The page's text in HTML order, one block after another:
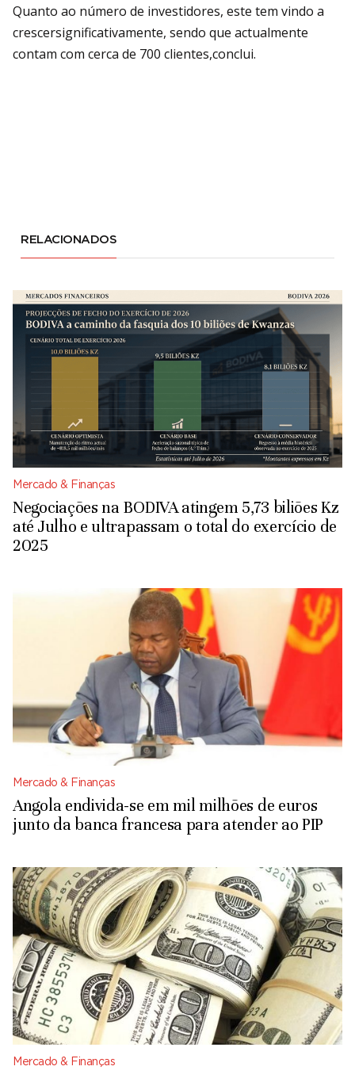
Quanto ao número de investidores, este tem vindo a
crescersignificativamente, sendo que actualmente
contam com cerca de 700 clientes,conclui.
RELACIONADOS
Mercado & Finanças
Negociações na BODIVA atingem 5,73 biliões Kz
até Julho e ultrapassam o total do exercício de
2025
Mercado & Finanças
Angola endivida-se em mil milhões de euros
junto da banca francesa para atender ao PIP
Mercado & Finanças